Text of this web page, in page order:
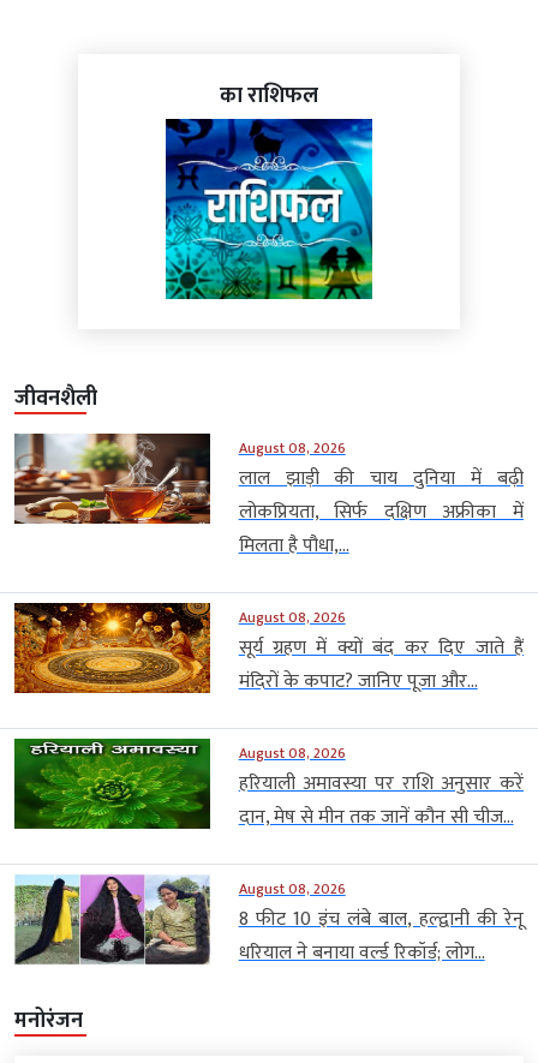
का राशिफल
जीवनशैली
August 08, 2026
लाल झाड़ी की चाय दुनिया में बढ़ी
लोकप्रियता, सिर्फ दक्षिण अफ्रीका में
मिलता है पौधा,...
August 08, 2026
सूर्य ग्रहण में क्यों बंद कर दिए जाते हैं
मंदिरों के कपाट? जानिए पूजा और...
August 08, 2026
हरियाली अमावस्या पर राशि अनुसार करें
दान, मेष से मीन तक जानें कौन सी चीज...
August 08, 2026
8 फीट 10 इंच लंबे बाल, हल्द्वानी की रेनू
धरियाल ने बनाया वर्ल्ड रिकॉर्ड; लोग...
मनोरंजन